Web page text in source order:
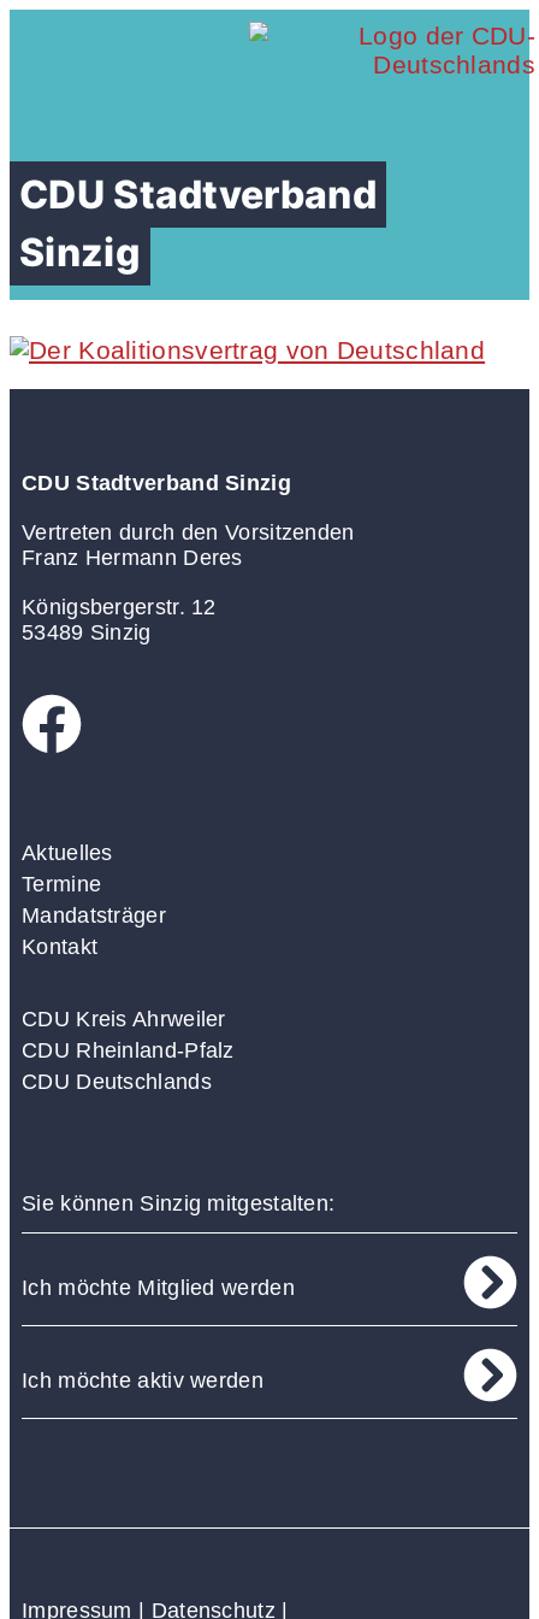
CDU Stadtverband
Sinzig
CDU Stadtverband Sinzig
Vertreten durch den Vorsitzenden
Franz Hermann Deres
Königsbergerstr. 12
53489 Sinzig
Aktuelles
Termine
Mandatsträger
Kontakt
CDU Kreis Ahrweiler
CDU Rheinland-Pfalz
CDU Deutschlands
Sie können Sinzig mitgestalten:
Ich möchte Mitglied werden
Ich möchte aktiv werden
Impressum Datenschutz